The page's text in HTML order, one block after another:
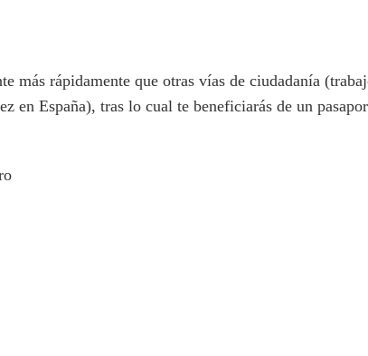
más rápidamente que otras vías de ciudadanía
en España), tras lo cual te beneficiarás de un